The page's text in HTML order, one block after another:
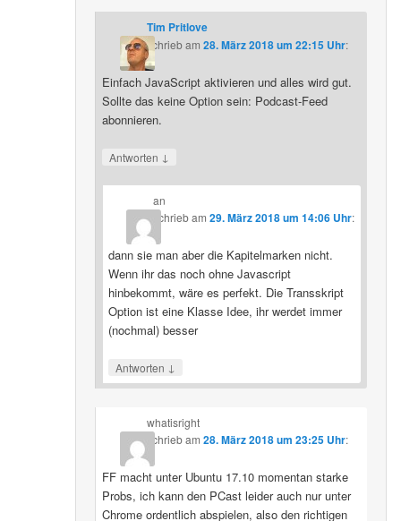
Tim Pritlove
schriebam 28. März 2018 um 22:15 Uhr:
Einfach JavaScript aktivieren und alles wird gut.
Sollte das keine Option sein: Podcast-Feed
abonnieren.
Antworten ↓
an
schriebam29. März 2018 um 14:06 Uhr:
dann sie man aber die Kapitelmarken nicht.
Wenn ihr das noch ohne Javascript
hinbekommt, wäre es perfekt. Die Transskript
Option ist eine Klasse Idee, ihr werdet immer
(nochmal) besser
Antworten ↓
whatisright
schriebam 28. März 2018 um 23:25 Uhr:
FF macht unter Ubuntu 17.10 momentan starke
Probs, ich kann den PCast leider auch nur unter
Chrome ordentlich abspielen, also den richtigen